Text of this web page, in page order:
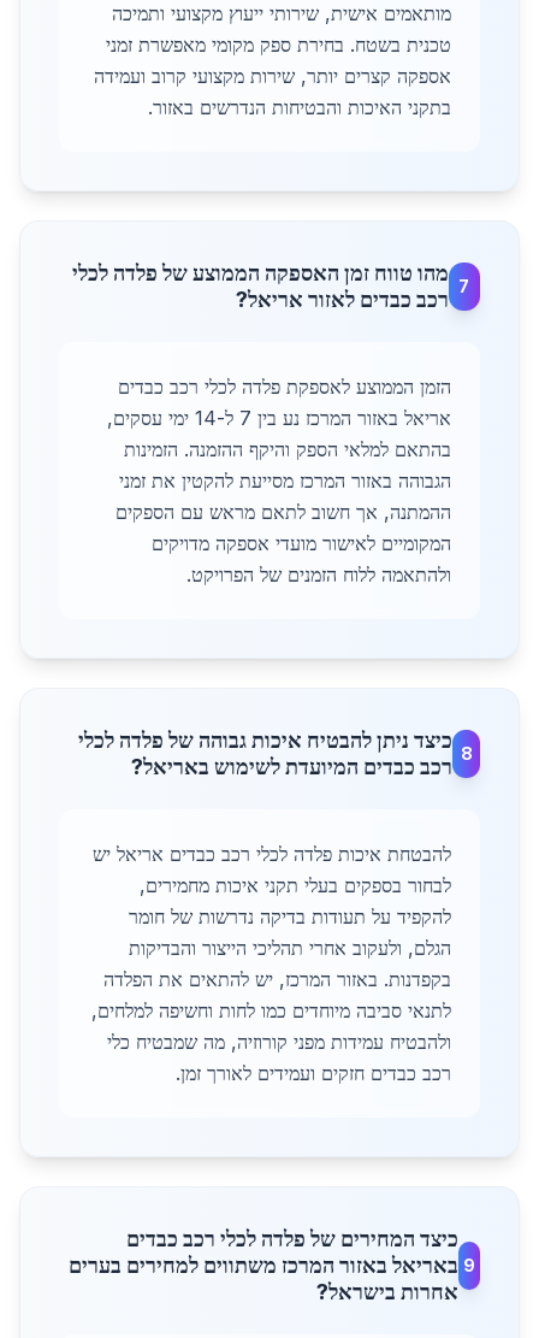
מותאמים אישית, שירותי ייעוץ מקצועי ותמיכה
טכנית בשטח. בחירת ספק מקומי מאפשרת זמני
אספקה קצרים יותר, שירות מקצועי קרוב ועמידה
בתקני האיכות והבטיחות הנדרשים באזור.
7
מהו טווח זמן האספקה הממוצע של פלדה לכלי
רכב כבדים לאזור אריאל?
הזמן הממוצע לאספקת פלדה לכלי רכב כבדים
אריאל באזור המרכז נע בין 7 ל-14 ימי עסקים,
בהתאם למלאי הספק והיקף ההזמנה. הזמינות
הגבוהה באזור המרכז מסייעת להקטין את זמני
ההמתנה, אך חשוב לתאם מראש עם הספקים
המקומיים לאישור מועדי אספקה מדויקים
ולהתאמה ללוח הזמנים של הפרויקט.
8
כיצד ניתן להבטיח איכות גבוהה של פלדה לכלי
רכב כבדים המיועדת לשימוש באריאל?
להבטחת איכות פלדה לכלי רכב כבדים אריאל יש
לבחור בספקים בעלי תקני איכות מחמירים,
להקפיד על תעודות בדיקה נדרשות של חומר
הגלם, ולעקוב אחרי תהליכי הייצור והבדיקות
בקפדנות. באזור המרכז, יש להתאים את הפלדה
לתנאי סביבה מיוחדים כמו לחות וחשיפה למלחים,
ולהבטיח עמידות מפני קורוזיה, מה שמבטיח כלי
רכב כבדים חזקים ועמידים לאורך זמן.
9
כיצד המחירים של פלדה לכלי רכב כבדים
באריאל באזור המרכז משתווים למחירים בערים
אחרות בישראל?